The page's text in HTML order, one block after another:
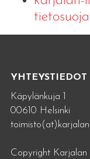
YHTEYSTIEDOT
Käpylänkuja 1
00610 Helsinki
Copyright Karjalan